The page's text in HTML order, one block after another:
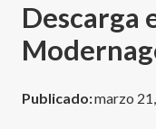
Descarga
Publicado:marzo